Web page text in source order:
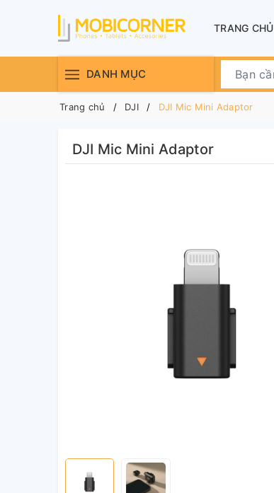
TRANG CHỦ
DANH MỤC
Trang chủ DJI DJI Mic Mini Adaptor
DJI Mic Mini Adaptor